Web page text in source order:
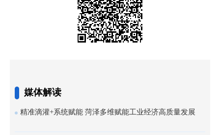
媒体解读
精准滴灌+系统赋能 菏泽多维赋能工业经济高质量发展